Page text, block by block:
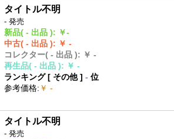
タイトル不明
- 発売
新品( - 出品 ): ￥-
中古( - 出品 ): ￥ -
コレクター( - 出品 ): ￥ -
再生品( - 出品 ): ￥ -
ランキング [ その他]- 位
参考価格: ￥ -
タイトル不明
- 発売